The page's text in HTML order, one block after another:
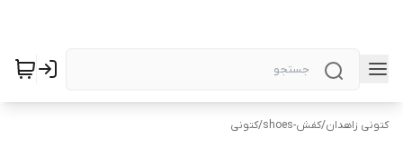
کتونی زاهدان/کفش-shoes /کتونی